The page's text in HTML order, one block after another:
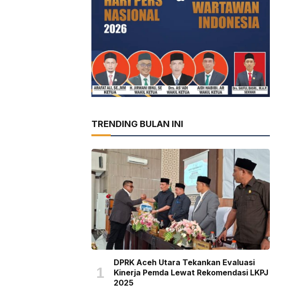
TRENDING BULAN INI
DPRK Aceh Utara Tekankan Evaluasi
Kinerja Pemda Lewat Rekomendasi LKPJ
2025